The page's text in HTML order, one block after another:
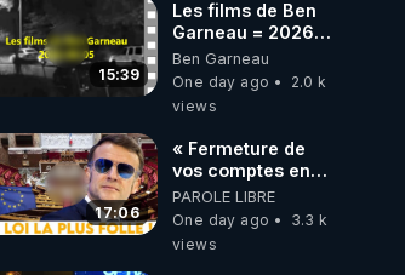
15:39
Les films de Ben
Garneau = 2026-
08-05
Ben Garneau
One day ago
2.0 k
views
17:06
« Fermeture de
vos comptes en
banque ! » :
Macron impose
une loi folle !
PAROLE LIBRE
One day ago
3.3 k
views